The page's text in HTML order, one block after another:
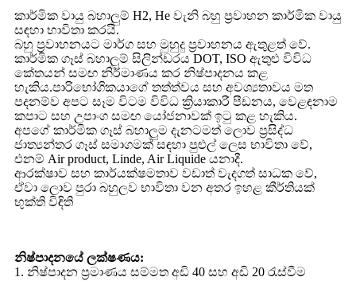
කාර්මික වායු බහාලුම් H2, He වැනි බහු ප්‍රවාහන කාර්මික වායු
සඳහා භාවිතා කරයි.
බහු ප්‍රවාහනයට මාර්ග සහ මුහුදු ප්‍රවාහනය ඇතුළත් වේ.
කාර්මික ගෑස් බහාලුම් සිලින්ඩරය DOT, ISO ඇතුළු විවිධ
කේතයන් සමඟ නිර්මාණය කර නිෂ්පාදනය කළ
හැකිය.පාරිභෝගිකයාගේ තත්ත්‍වය සහ අවශ්‍යතාවය මත
පදනම්ව අපට සෑම විටම විවිධ ක්‍රියාකාරී පීඩනය, වෙළඳනාම
කපාට සහ උපාංග සමඟ යෝජනාවක් ඉටු කළ හැකිය.
අපගේ කාර්මික ගෑස් බහාලුම දැනටමත් ලොව ප්‍රසිද්ධ
ජාත්‍යන්තර ගෑස් සමාගමක් සඳහා පුළුල් ලෙස භාවිතා වේ,
එනම් Air product, Linde, Air Liquide යනාදී.
ආරක්ෂාව සහ කාර්යක්ෂමතාව වඩාත් වැදගත් සාධක වේ,
ඒවා ලොව පුරා බහුලව භාවිතා වන අතර ඉහළ කීර්තියක්
භුක්ති විඳිති
නිෂ්පාදනයේ ලක්ෂණය:
1. නිෂ්පාදන ප්‍රමාණය සම්මත අඩි 40 සහ අඩි 20 රැස්වීම